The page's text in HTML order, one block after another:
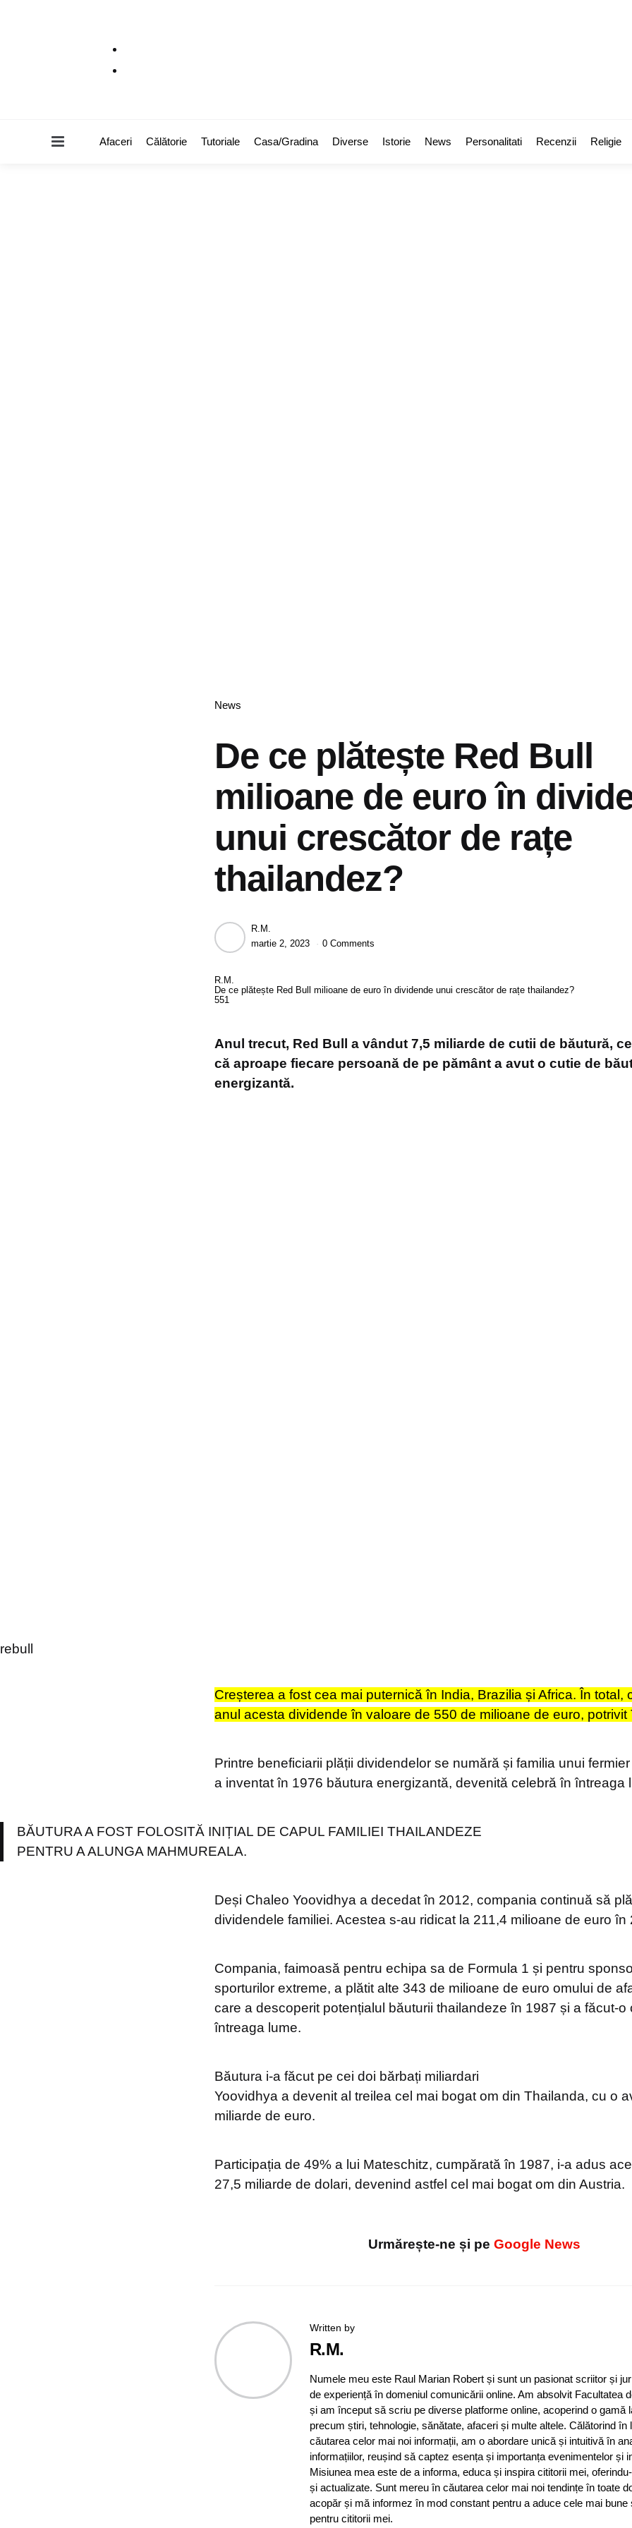
Afaceri Călătorie Tutoriale Casa/Gradina Diverse Istorie News Personalitati Recenzii Religie
Categories
News
De ce plătește Red Bull
milioane de euro în
unui crescător de rațe
thailandez?
Posted
by
R.M.
martie 2, 2023
0 Comments
R.M.
De ce plătește Red Bull milioane de euro în dividende unui crescător de rațe thailandez?
551
Anul trecut, Red Bull a vândut 7,5 miliarde de cutii de băutură,
că aproape fiecare persoană de pe pământ a avut o cutie de
energizantă.
rebull
Creșterea a fost cea mai puternică în India, Brazilia și Africa. În total,
anul acesta dividende în valoare de 550 de milioane de euro, potrivit
Printre beneficiarii plății dividendelor se numără și familia unui
a inventat în 1976 băutura energizantă, devenită celebră în întreaga
BĂUTURA A FOST FOLOSITĂ INIȚIAL DE CAPUL FAMILIEI THAILANDEZE
PENTRU A ALUNGA MAHMUREALA.
Deși Chaleo Yoovidhya a decedat în 2012, compania continuă să
dividendele familiei. Acestea s-au ridicat la 211,4 milioane de euro în
Compania, faimoasă pentru echipa sa de Formula 1 și pentru
sporturilor extreme, a plătit alte 343 de milioane de euro omului de
care a descoperit potențialul băuturii thailandeze în 1987 și a făcut-o
întreaga lume.
Băutura i-a făcut pe cei doi bărbați miliardari
Yoovidhya a devenit al treilea cel mai bogat om din Thailanda, cu o
miliarde de euro.
Participația de 49% a lui Mateschitz, cumpărată în 1987, i-a adus
27,5 miliarde de dolari, devenind astfel cel mai bogat om din Austria.
Urmărește-ne și pe Google News
Written by
R.M.
Numele meu este Raul Marian Robert și sunt un pasionat scriitor și
de experiență în domeniul comunicării online. Am absolvit Facultatea
și am început să scriu pe diverse platforme online, acoperind o gamă
precum știri, tehnologie, sănătate, afaceri și multe altele. Călătorind în
căutarea celor mai noi informații, am o abordare unică și intuitivă în
informațiilor, reușind să captez esența și importanța evenimentelor și
Misiunea mea este de a informa, educa și inspira cititorii mei,
și actualizate. Sunt mereu în căutarea celor mai noi tendințe în toate
acopăr și mă informez în mod constant pentru a aduce cele mai bune
pentru cititorii mei.